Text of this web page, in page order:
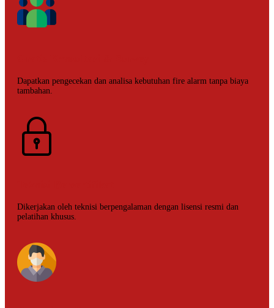
Dapatkan pengecekan dan analisa kebutuhan fire alarm tanpa biaya
tambahan.
Dikerjakan oleh teknisi berpengalaman dengan lisensi resmi dan
pelatihan khusus.